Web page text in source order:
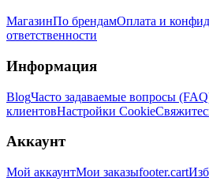
МагазинПо брендамОплата и
ответственности
Информация
BlogЧасто задаваемые вопросы
клиентовНастройки Cookie
Аккаунт
Мой аккаунтМои заказыfooter.cart